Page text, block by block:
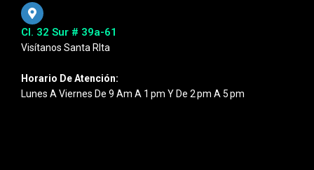
Cl. 32 Sur # 39a-61
Visítanos Santa RIta
Horario De Atención:
Lunes A Viernes De 9 Am A 1 Pm Y De 2 Pm A 5 Pm